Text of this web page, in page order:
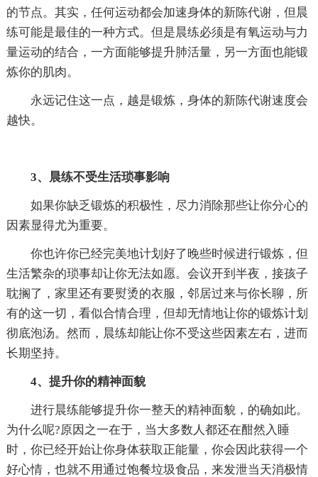
的节点。其实，任何运动都会加速身体的新陈代谢，但晨
练可能是最佳的一种方式。但是晨练必须是有氧运动与力
量运动的结合，一方面能够提升肺活量，另一方面也能锻
炼你的肌肉。
永远记住这一点，越是锻炼，身体的新陈代谢速度会
越快。
3、晨练不受生活琐事影响
如果你缺乏锻炼的积极性，尽力消除那些让你分心的
因素显得尤为重要。
你也许你已经完美地计划好了晚些时候进行锻炼，但
生活繁杂的琐事却让你无法如愿。会议开到半夜，接孩子
耽搁了，家里还有要熨烫的衣服，邻居过来与你长聊，所
有的这一切，看似合情合理，但却无情地让你的锻炼计划
彻底泡汤。然而，晨练却能让你不受这些因素左右，进而
长期坚持。
4、提升你的精神面貌
进行晨练能够提升你一整天的精神面貌，的确如此。
为什么呢?原因之一在于，当大多数人都还在酣然入睡
时，你已经开始让你身体获取正能量，你会因此获得一个
好心情，也就不用通过饱餐垃圾食品，来发泄当天消极情